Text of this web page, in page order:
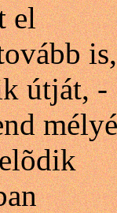
el
is,
útját, -